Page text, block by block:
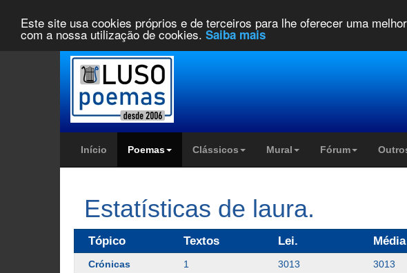
Este site usa cookies próprios e de terceiros para lhe oferecer uma
com a nossa utilização de cookies. Saiba mais
Início Poemas Clássicos Mural Fórum
Estatísticas de laura.
Tópico Textos Lei. Média
Crónicas 1 3013 3013